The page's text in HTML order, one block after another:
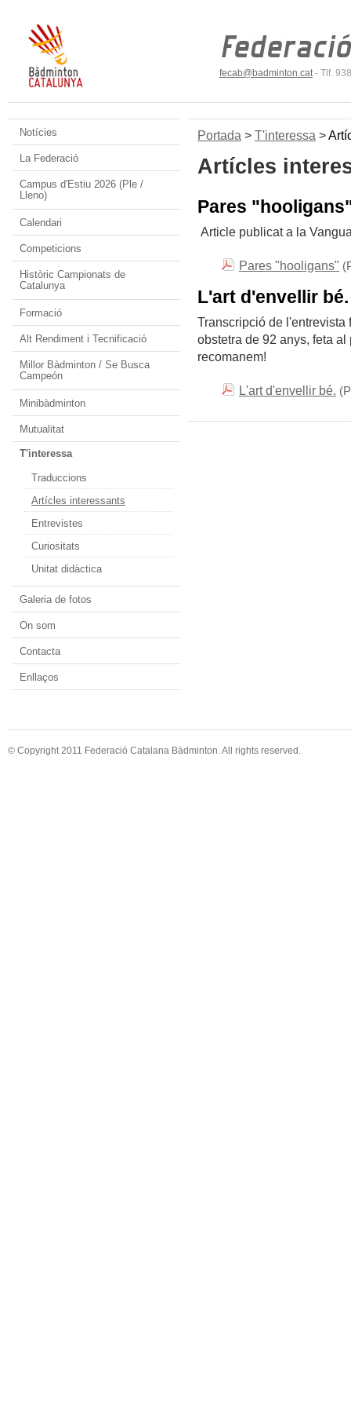
fecab@badminton.cat- Tlf.
Notícies
La Federació
Campus d'Estiu 2026 (Ple /
Lleno)
Calendari
Competicions
Històric Campionats de
Catalunya
Formació
Alt Rendiment i Tecnificació
Millor Bàdminton / Se Busca
Campeón
Minibàdminton
Mutualitat
T'interessa
Traduccions
Artícles interessants
Entrevistes
Curiositats
Unitat didàctica
Galeria de fotos
On som
Contacta
Enllaços
Portada > T'interessa >
Artícles
Pares
Article publicat a la
Pares "hooligans"
L'art d'envellir bé.
Transcripció de l'entrevista
obstetra de 92 anys, feta
recomanem!
L'art d'envellir bé.
© Copyright 2011 Federació Catalana Bàdminton. All rights reserved.